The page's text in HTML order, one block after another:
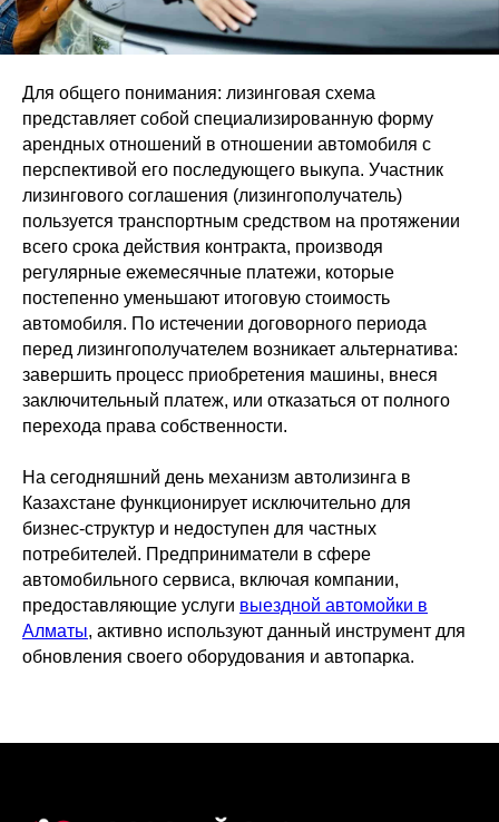
Для общего понимания: лизинговая схема
представляет собой специализированную форму
арендных отношений в отношении автомобиля с
перспективой его последующего выкупа. Участник
лизингового соглашения (лизингополучатель)
пользуется транспортным средством на протяжении
всего срока действия контракта, производя
регулярные ежемесячные платежи, которые
постепенно уменьшают итоговую стоимость
автомобиля. По истечении договорного периода
перед лизингополучателем возникает альтернатива:
завершить процесс приобретения машины, внеся
заключительный платеж, или отказаться от полного
перехода права собственности.
На сегодняшний день механизм автолизинга в
Казахстане функционирует исключительно для
бизнес-структур и недоступен для частных
потребителей. Предприниматели в сфере
автомобильного сервиса, включая компании,
предоставляющие услуги выездной автомойки в
Алматы, активно используют данный инструмент для
обновления своего оборудования и автопарка.